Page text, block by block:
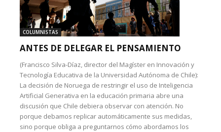
COLUMNISTAS
ANTES DE DELEGAR EL PENSAMIENTO
(Francisco Silva-Díaz, director del Magíster en Innovación y
Tecnología Educativa de la Universidad Autónoma de Chile):
La decisión de Noruega de restringir el uso de Inteligencia
Artificial Generativa en la educación primaria abre una
discusión que Chile debiera observar con atención. No
porque debamos replicar automáticamente sus medidas,
sino porque obliga a preguntarnos cómo abordamos los